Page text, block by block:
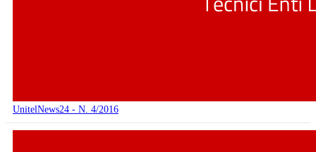
UnitelNews24 - N. 4/2016